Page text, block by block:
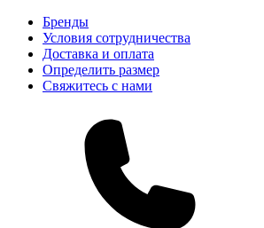
Бренды
Условия сотрудничества
Доставка и оплата
Определить размер
Свяжитесь с нами